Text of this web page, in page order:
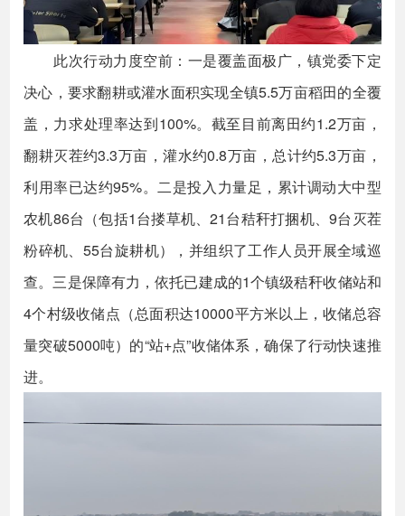
此次行动力度空前：一是覆盖面极广，镇党委下定
决心，要求翻耕或灌水面积实现全镇5.5万亩稻田的全覆
盖，力求处理率达到100%。截至目前离田约1.2万亩，
翻耕灭茬约3.3万亩，灌水约0.8万亩，总计约5.3万亩，
利用率已达约95%。二是投入力量足，累计调动大中型
农机86台（包括1台搂草机、21台秸秆打捆机、9台灭茬
粉碎机、55台旋耕机），并组织了工作人员开展全域巡
查。三是保障有力，依托已建成的1个镇级秸秆收储站和
4个村级收储点（总面积达10000平方米以上，收储总容
量突破5000吨）的“站+点”收储体系，确保了行动快速推
进。